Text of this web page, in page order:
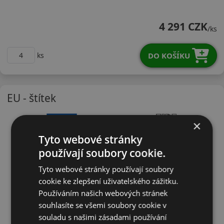
4 291 CZK/ks
ks DO KOŠÍKU
EU - štítek
×
Tyto webové stránky
používají soubory cookie.
Tyto webové stránky používají soubory
cookie ke zlepšení uživatelského zážitku.
Používáním našich webových stránek
souhlasíte se všemi soubory cookie v
souladu s našimi zásadami používání